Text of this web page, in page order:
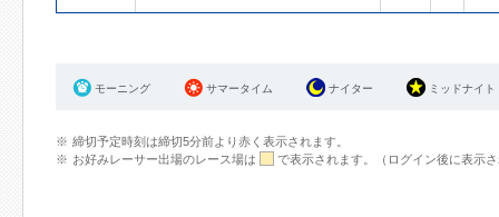
モーニング サマータイム ナイター ミッドナイト
締切予定時刻は締切5分前より赤く表示されます。
お好みレーサー出場のレース場は
で表示されます。（ログイン後に表示